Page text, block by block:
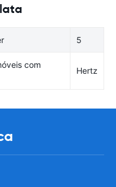
5
com
Hertz